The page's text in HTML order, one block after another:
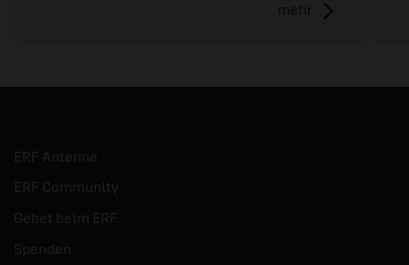
mehr
ERF Antenne
ERF Community
Gebet beim ERF
Spenden